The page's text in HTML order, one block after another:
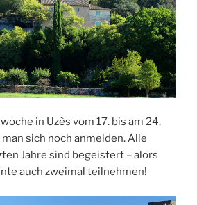
in Uzès vom 17. bis am 24.
sich noch anmelden. Alle
Jahre sind begeistert – alors
auch zweimal teilnehmen!